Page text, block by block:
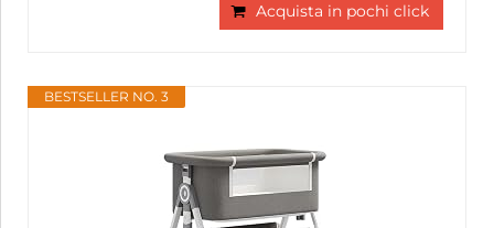
Acquista in pochi click
BESTSELLER NO. 3